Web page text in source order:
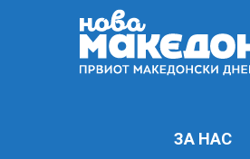
ЗА НАС